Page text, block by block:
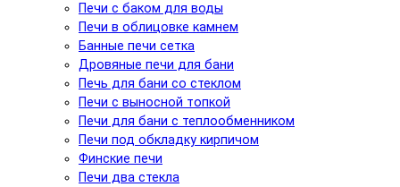
Печи с баком для воды
Печи в облицовке камнем
Банные печи сетка
Дровяные печи для бани
Печь для бани со стеклом
Печи с выносной топкой
Печи для бани с теплообменником
Печи под обкладку кирпичом
Финские печи
Печи два стекла